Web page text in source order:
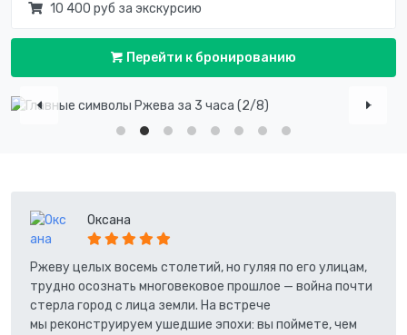
10 400 руб за экскурсию
Перейти к бронированию
Оксана
Ржеву целых восемь столетий, но гуляя по его улицам,
трудно осознать многовековое прошлое — война почти
стерла город с лица земли. На встрече
мы реконструируем ушедшие эпохи: вы поймете, чем